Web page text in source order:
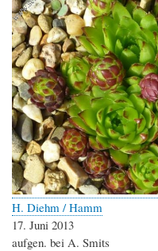
H. Diehm / Hamm
17. Juni 2013
aufgen. bei A. Smits